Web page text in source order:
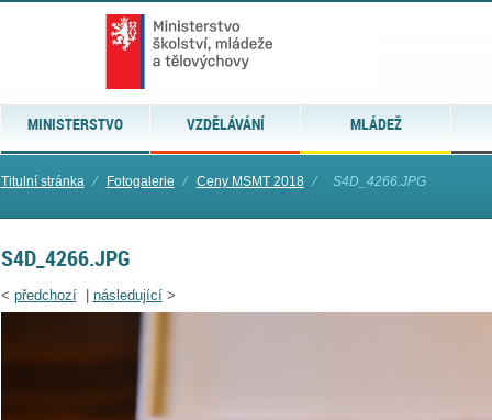
MINISTERSTVO VZDĚLÁVÁNÍ MLÁDEŽ
Titulní stránka ⁄ Fotogalerie ⁄ Ceny MSMT 2018 ⁄ S4D_4266.JPG
S4D_4266.JPG
< předchozí| následující>